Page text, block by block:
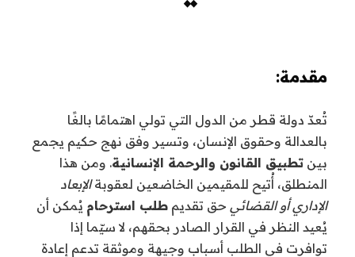
مقدمة:
تُعدّ دولة قطر من الدول التي تولي اهتمامًا بالغًا
بالعدالة وحقوق الإنسان، وتسير وفق نهج حكيم يجمع
بين تطبيق القانون والرحمة الإنسانية. ومن هذا
المنطلق، أُتيح للمقيمين الخاضعين لعقوبةالإبعاد
الإداري أو القضائي حق تقديم طلب استرحام يُمكن أن
يُعيد النظر في القرار الصادر بحقهم، لا سيّما إذا
توافرت في الطلب أسباب وجيهة وموثقة تدعم إعادة